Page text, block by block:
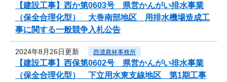
【建設工事】西か第0603号 県営かんがい排水事業
（保全合理化型） 大巻南部地区 用排水機場造成工
事に関する一般競争入札公告
2024年8月26日更新 西濃農林事務所
【建設工事】西保第0602号 県営かんがい排水事業
（保全合理化型） 下立用水東支線地区 第1期工事